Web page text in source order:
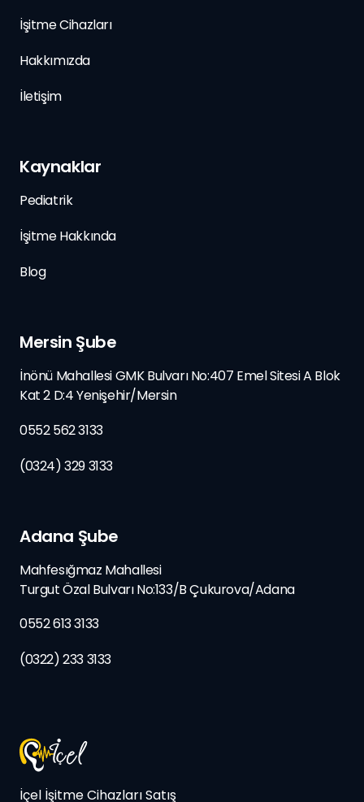
İçel İşitme Cihazları Satış
İşitme Cihazları
Hakkımızda
İletişim
Kaynaklar
Pediatrik
İşitme Hakkında
Blog
Mersin Şube
İnönü Mahallesi GMK Bulvarı No:407 Emel Sitesi A Blok
Kat 2 D:4 Yenişehir/Mersin
0552 562 3133
(0324) 329 3133
Adana Şube
Mahfesığmaz Mahallesi
Turgut Özal Bulvarı No:133/BÇukurova/Adana
0552 613 3133
(0322) 233 3133